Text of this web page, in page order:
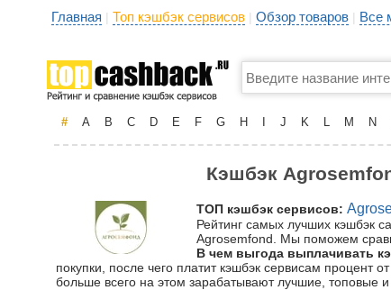
Главная | Топ кэшбэк сервисов | Обзор товаров | Все
# A B C D E F G H J K L M N
Кэшбэк
ТОП кэшбэк сервисов:
Рейтинг самых лучших кэшбэк
Agrosemfond. Мы поможем
В чем выгода выплачивать
покупки, после чего платит кэшбэк сервисам процент
больше всего на этом зарабатывают лучшие, топовые